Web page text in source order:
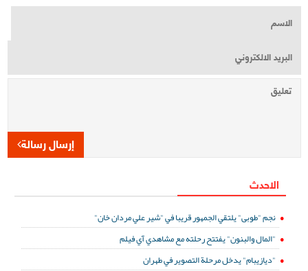
إرسال رسالة
الاحدث
نجم "طوبى" يلتقي الجمهور قريبا في "شير علي مردان خان"
"المال والبنون" يفتتح رحلته مع مشاهدي آي فيلم
"ديازيبام" يدخل مرحلة التصوير في طهران